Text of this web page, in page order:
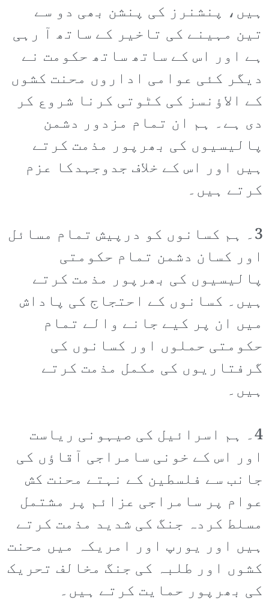
ہیں، پنشنرز کی پنشن بھی دو سے
تین مہینے کی تاخیر کے ساتھ آ رہی
ہے اور اس کے ساتھ ساتھ حکومت نے
دیگر کئی عوامی اداروں محنت کشوں
کے الاؤنسز کی کٹوتی کرنا شروع کر
دی ہے۔ ہم ان تمام مزدور دشمن
پالیسیوں کی بھرپور مذمت کرتے
ہیں اور اس کے خلاف جدوجہدکا عزم
کرتے ہیں۔
3۔ ہم کسانوں کو درپیش تمام مسائل
اور کسان دشمن تمام حکومتی
پالیسیوں کی بھرپور مذمت کرتے
ہیں۔ کسانوں کے احتجاج کی پاداش
میں ان پر کیے جانے والے تمام
حکومتی حملوں اور کسانوں کی
گرفتاریوں کی مکمل مذمت کرتے
ہیں۔
4۔ ہم اسرائیل کی صیہونی ریاست
اور اس کے خونی سامراجی آقاؤں کی
جانب سے فلسطین کے نہتے محنت کش
عوام پر سامراجی عزائم پر مشتمل
مسلط کردہ جنگ کی شدید مذمت کرتے
ہیں اور یورپ اور امریکہ میں محنت
کشوں اور طلبہ کی جنگ مخالف تحریک
کی بھرپور حمایت کرتے ہیں۔